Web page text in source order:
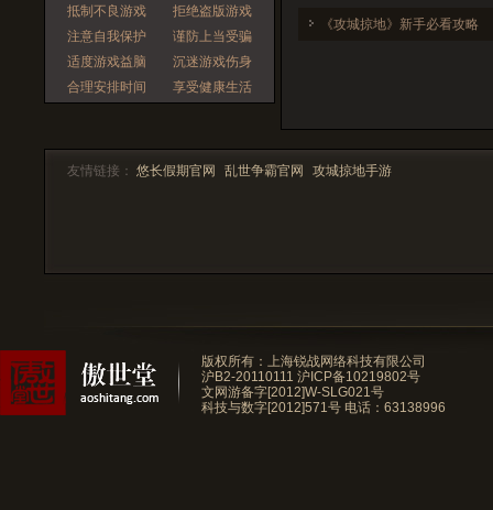
抵制不良游戏
拒绝盗版游戏
注意自我保护
谨防上当受骗
适度游戏益脑
沉迷游戏伤身
合理安排时间
享受健康生活
《攻城掠地》新手必看攻略
友情链接： 悠长假期官网 乱世争霸官网 攻城掠地手游
版权所有：上海锐战网络科技有限公司
沪B2-20110111 沪ICP备10219802号
文网游备字[2012]W-SLG021号
科技与数字[2012]571号 电话：63138996